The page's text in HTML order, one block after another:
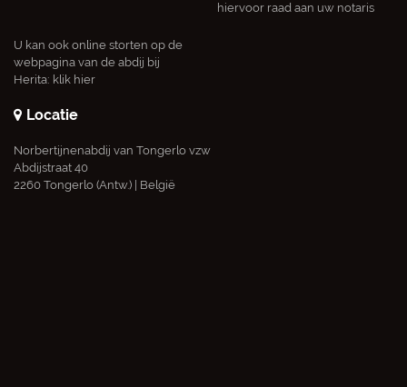
U kan ook online storten op de
webpagina van de abdij bij
Herita: klik hier
hiervoor raad aan uw notaris
Locatie
Norbertijnenabdij van Tongerlo vzw
Abdijstraat 40
2260 Tongerlo (Antw.) | België